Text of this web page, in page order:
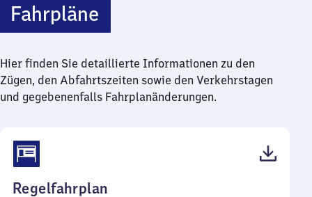
Fahrpläne
Hier finden Sie detaillierte Informationen zu den
Zügen, den Abfahrtszeiten sowie den Verkehrstagen
und gegebenenfalls Fahrplanänderungen.
Regelfahrplan